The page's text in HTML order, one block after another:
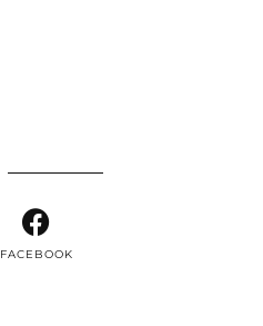
FACEBOOK